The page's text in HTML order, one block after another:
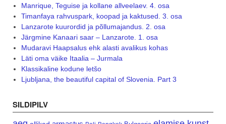
Manrique, Teguise ja kollane allveelaev. 4. osa
Timanfaya rahvuspark, koopad ja kaktused. 3. osa
Lanzarote kuurordid ja põllumajandus. 2. osa
Järgmine Kanaari saar – Lanzarote. 1. osa
Mudaravi Haapsalus ehk alasti avalikus kohas
Läti oma väike Itaalia – Jurmala
Klassikaline kodune letšo
Ljubljana, the beautiful capital of Slovenia. Part 3
SILDIPILV